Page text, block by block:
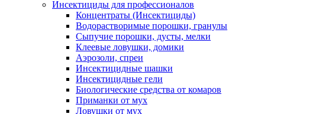
Инсектициды для профессионалов
Концентраты (Инсектициды)
Водорастворимые порошки, гранулы
Сыпучие порошки, дусты, мелки
Клеевые ловушки, домики
Аэрозоли, спреи
Инсектицидные шашки
Инсектицидные гели
Биологические средства от комаров
Приманки от мух
Ловушки от мух